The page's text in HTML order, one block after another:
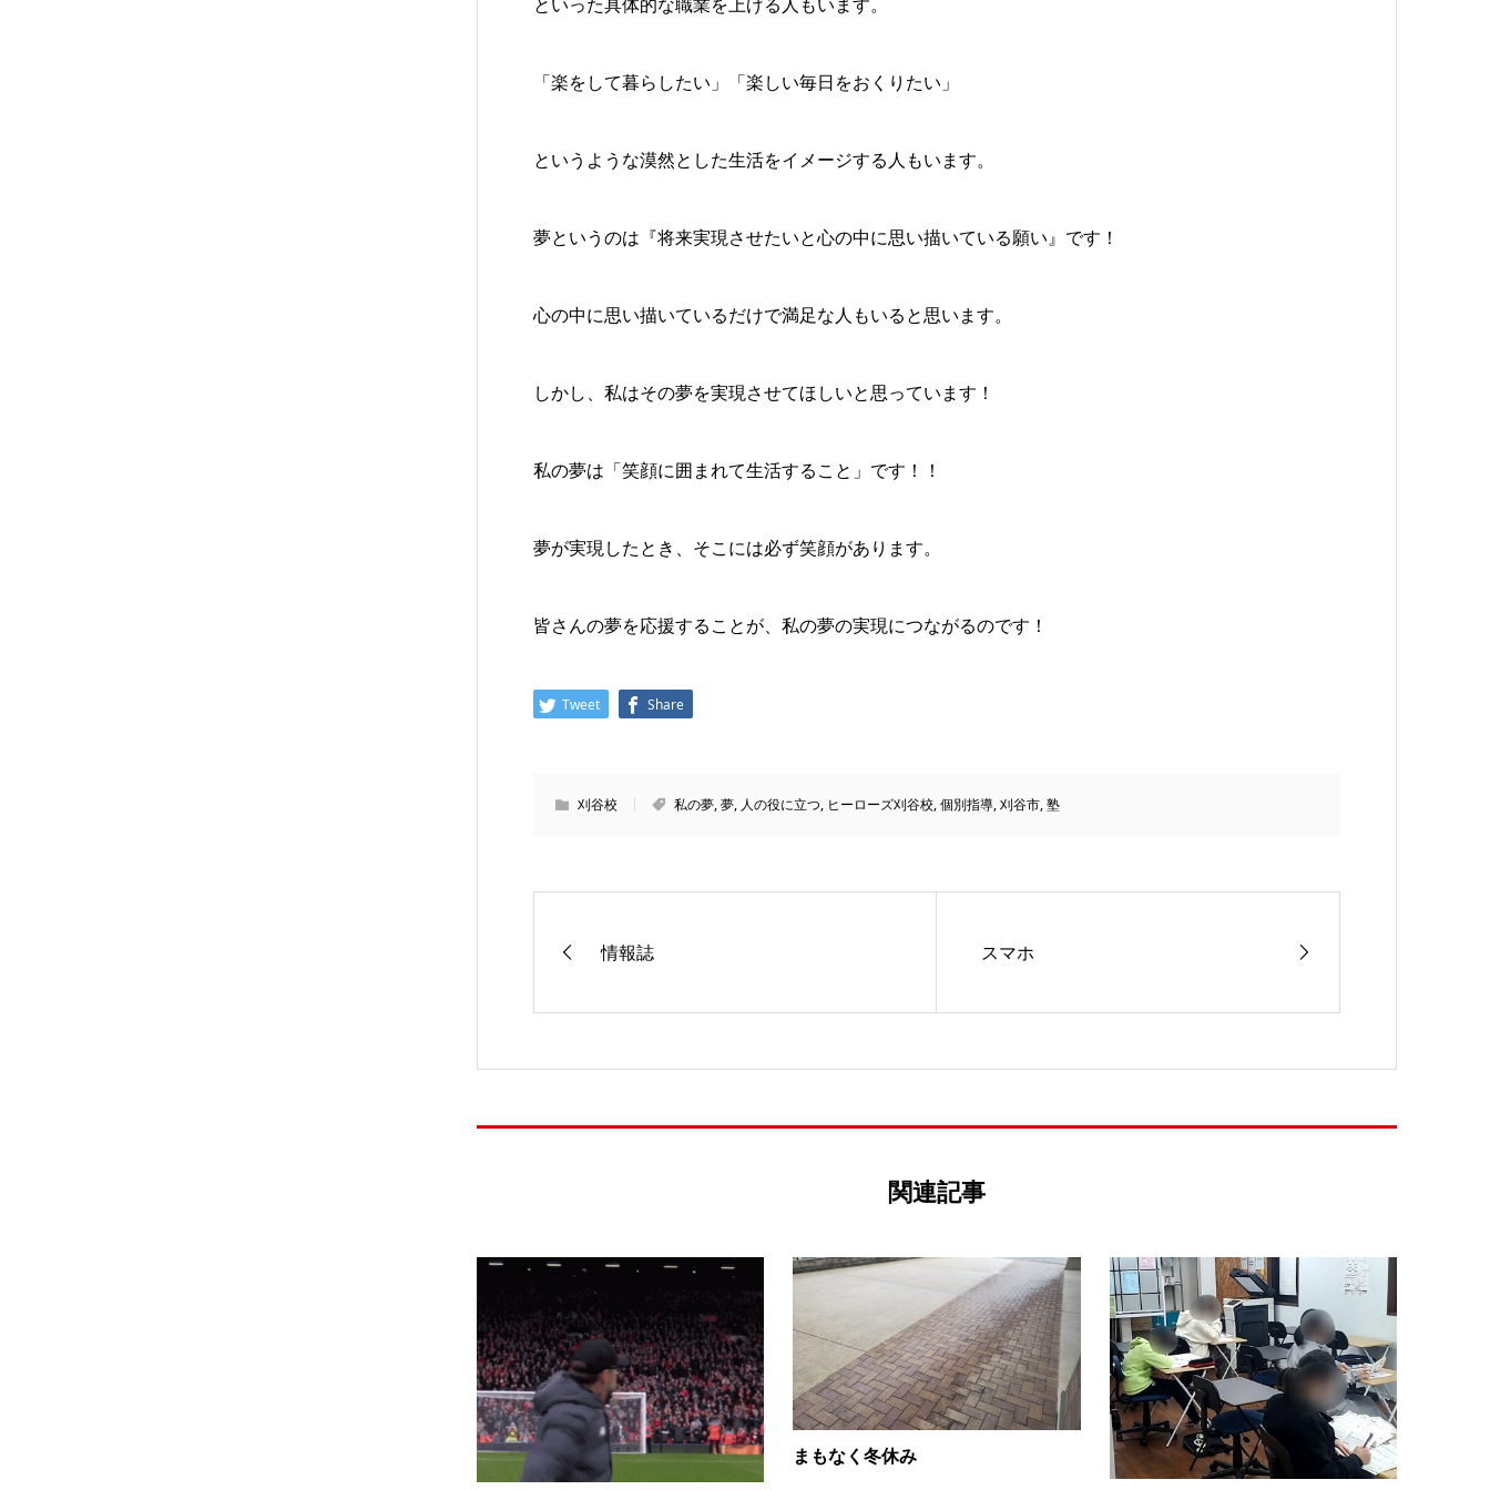
「楽をして暮らしたい」「楽しい毎日をおくりたい」
というような漠然とした生活をイメージする人もいます。
夢というのは『将来実現させたいと心の中に思い描いている願い』です！
心の中に思い描いているだけで満足な人もいると思います。
しかし、私はその夢を実現させてほしいと思っています！
私の夢は「笑顔に囲まれて生活すること」です！！
夢が実現したとき、そこには必ず笑顔があります。
皆さんの夢を応援することが、私の夢の実現につながるのです！
Tweet Share
刈谷校 私の夢,夢, 人の役に立つ, ヒーローズ刈谷校,個別指導,刈谷市,塾
情報誌 スマホ
関連記事
まもなく冬休み